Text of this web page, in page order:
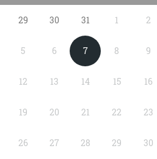
29 30 31 1 2
5 6 7 8 9
12 13 14 15 16
19 20 21 22 23
26 27 28 29 30